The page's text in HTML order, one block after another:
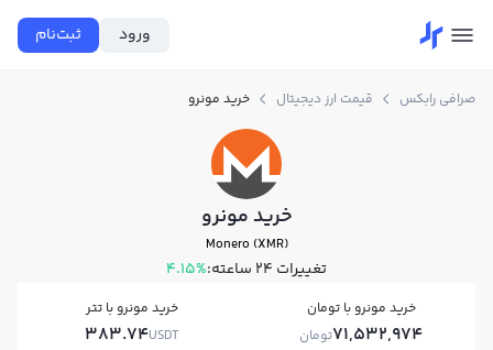
ورود ثبت‌نام
صرافی رابکس قیمت ارز دیجیتال خرید مونرو
خرید مونرو
Monero (XMR)
تغییرات ۲۴ ساعته: 4.15%
خرید مونرو با تومان
71,532,974تومان
خرید مونرو با تتر
383.74USDT